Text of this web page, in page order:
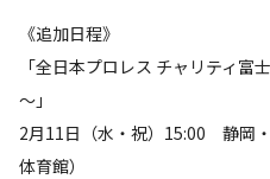
《追加日程》
「全日本プロレス チャリティ富
～」
2月11日（水・祝）15:00 静岡
体育館）